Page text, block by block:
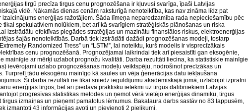
tirgū precīza tirgus cenu prognozēšana ir kļuvusi svarīga, īpaši Latvijas
vidē. Nākamās dienas cenām raksturīgā nenoteiktība, kas nav zināma līdz pat
enerģijas ražotājiem. Šāda līmeņa neparedzamība rada nepieciešamību pēc
tikai spekulatīviem nolūkiem, bet arī kā svarīgiem stratēģiskās plānošanas un riska
izstrādātu efektīvas piegādes stratēģijas un mazinātu finansiālos riskus, elektroenerģijas
šajās nenoteiktībās. Darbā tiek izstrādāti dažādi prognozēšanas modeļi, tostarp
Randomized Tress” un “LSTM”, lai noteiktu, kurš modelis ir visprecīzākais
cenu prognozēšanā. Prognozējamai laikrindai tiek arī piesaistīti gan eksogēnie,
mainīgie ar mērķi uzlabot prognožu kvalitāti. Darba rezultāti liecina, ka statistiskie mainīgie
ievērojami uzlabo prognozēšanas modeļu veiktspēju, nodrošinot precīzākas un
Turpretī tādu eksogēnu mainīgo kā saules un vēja ģenerācijas datu iekļaušana
Šī darba rezultāti ne tikai sniedz ieguldījumu akadēmiskajā jomā, uzlabojot izpratni
enerģijas tirgos, bet arī piedāvā praktisku ietekmi uz tirgus dalībniekiem Latvijas
progresīvas statistikas metodes un ņemot vērā vietējo enerģijas dinamiku, tirgus
izmaiņas un pieņemt pamatotus lēmumus. Bakalaura darbs sastāv no 83 lappusēm,
izmantoti 43 informācijas avoti un pievienoti 2 pielikumi.